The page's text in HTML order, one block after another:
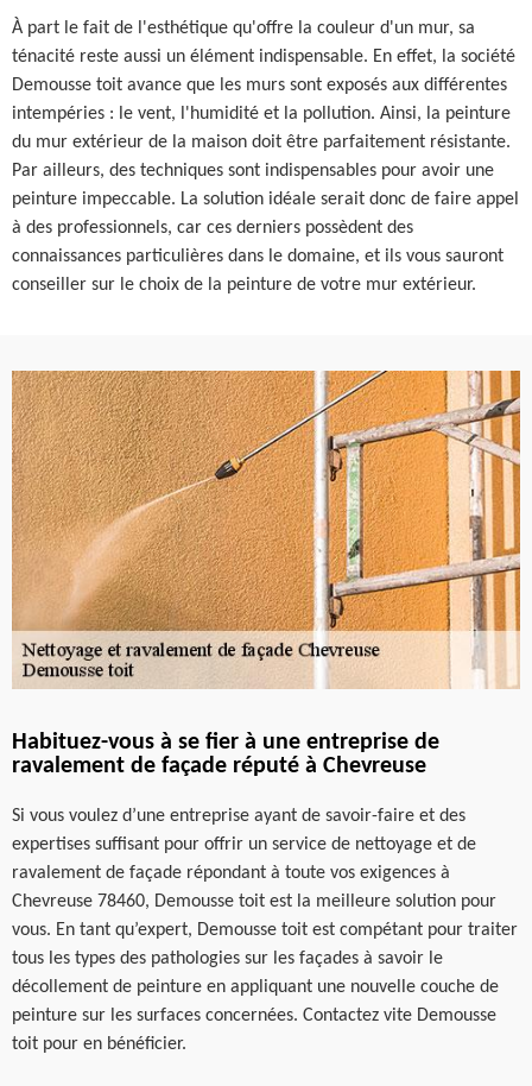
À part le fait de l'esthétique qu'offre la couleur d'un mur, sa
ténacité reste aussi un élément indispensable. En effet, la société
Demousse toit avance que les murs sont exposés aux différentes
intempéries : le vent, l'humidité et la pollution. Ainsi, la peinture
du mur extérieur de la maison doit être parfaitement résistante.
Par ailleurs, des techniques sont indispensables pour avoir une
peinture impeccable. La solution idéale serait donc de faire appel
à des professionnels, car ces derniers possèdent des
connaissances particulières dans le domaine, et ils vous sauront
conseiller sur le choix de la peinture de votre mur extérieur.
Habituez-vous à se fier à une entreprise de
ravalement de façade réputé à Chevreuse
Si vous voulez d’une entreprise ayant de savoir-faire et des
expertises suffisant pour offrir un service de nettoyage et de
ravalement de façade répondant à toute vos exigences à
Chevreuse 78460, Demousse toit est la meilleure solution pour
vous. En tant qu’expert, Demousse toit est compétant pour traiter
tous les types des pathologies sur les façades à savoir le
décollement de peinture en appliquant une nouvelle couche de
peinture sur les surfaces concernées. Contactez vite Demousse
toit pour en bénéficier.